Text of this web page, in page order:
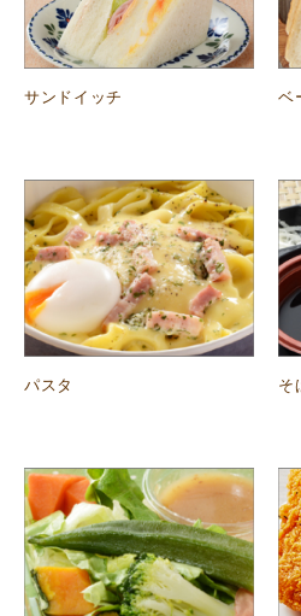
サンドイッチ ベ
パスタ そ